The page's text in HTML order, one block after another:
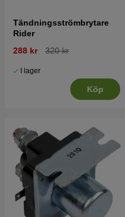
Tändningsströmbrytare
Rider
288 kr
320 kr
I lager
Köp